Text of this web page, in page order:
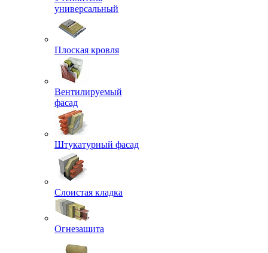
универсальный
Плоская кровля
Вентилируемый
фасад
Штукатурный фасад
Слоистая кладка
Огнезащита